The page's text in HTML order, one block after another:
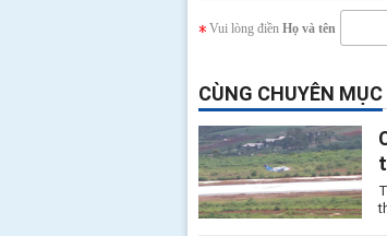
Vui lòng điền Họ và tên
CÙNG CHUYÊN MỤC